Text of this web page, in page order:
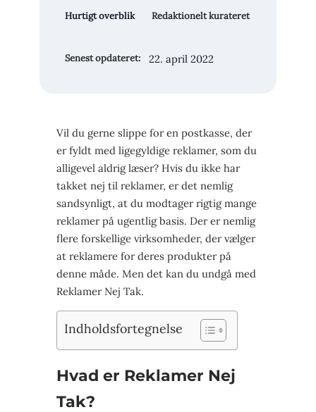
Hurtigt overblik Redaktionelt kurateret
Senest opdateret: 22. april 2022
Vil du gerne slippe for en postkasse, der
er fyldt med ligegyldige reklamer, som du
alligevel aldrig læser? Hvis du ikke har
takket nej til reklamer, er det nemlig
sandsynligt, at du modtager rigtig mange
reklamer på ugentlig basis. Der er nemlig
flere forskellige virksomheder, der vælger
at reklamere for deres produkter på
denne måde. Men det kan du undgå med
Reklamer Nej Tak.
Indholdsfortegnelse
Hvad er Reklamer Nej
Tak?